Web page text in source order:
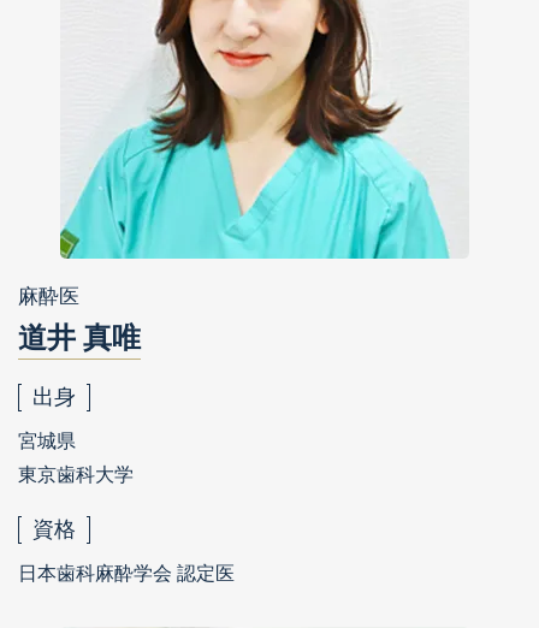
麻酔医
道井 真唯
出身
宮城県
東京歯科大学
資格
日本歯科麻酔学会 認定医